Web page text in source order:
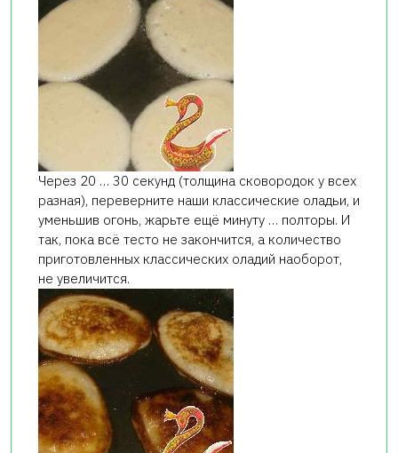
Через 20 … 30 секунд (толщина сковородок у всех
разная), переверните наши классические оладьи, и
уменьшив огонь, жарьте ещё минуту … полторы. И
так, пока всё тесто не закончится, а количество
приготовленных классических оладий наоборот,
не увеличится.